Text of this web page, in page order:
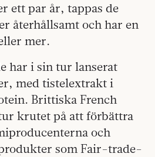
ett par år, tappas de
återhållsamt och har en
mer.
har i sin tur lanserat
med tistelextrakt i
Brittiska French
krutet på att förbättra
och
som Fair-trade-